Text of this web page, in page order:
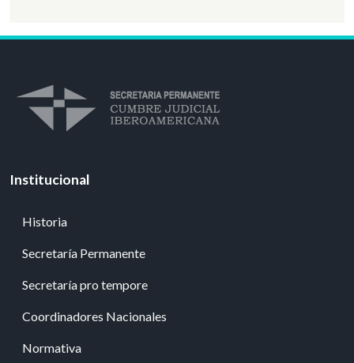
Institucional
Historia
Secretaría Permanente
Secretaría pro tempore
Coordinadores Nacionales
Normativa